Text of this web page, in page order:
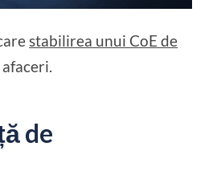
stabilirea unui CoE de
de